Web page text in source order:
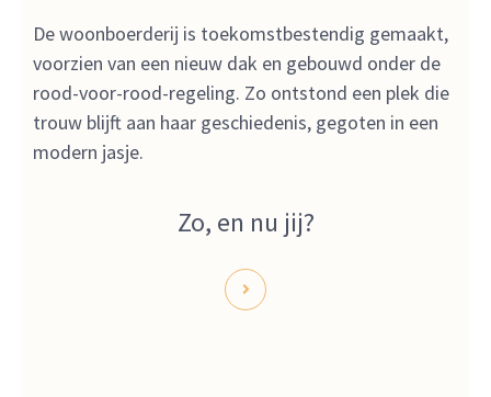
De woonboerderij is toekomstbestendig gemaakt,
voorzien van een nieuw dak en gebouwd onder de
rood-voor-rood-regeling. Zo ontstond een plek die
trouw blijft aan haar geschiedenis, gegoten in een
modern jasje.
Zo, en nu jij?